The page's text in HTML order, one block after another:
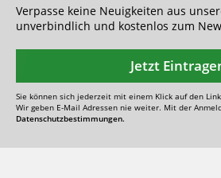
Verpasse keine Neuigkeiten aus
unverbindlich und kostenlos zum
Jetzt
Sie können sich jederzeit mit einem Klick auf den
Wir geben E-Mail Adressen nie weiter. Mit der
Datenschutzbestimmungen.